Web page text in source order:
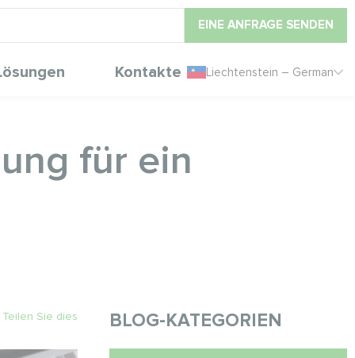
EINE ANFRAGE SENDEN
Kontakte Liechtenstein – German
für ein
Teilen Sie dies BLOG-KATEGORIEN